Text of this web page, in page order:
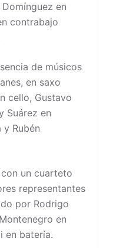
Domínguez en
contrabajo
de músicos
en saxo
cello, Gustavo
Suárez en
Rubén
un cuarteto
representantes
por Rodrigo
en
en batería.